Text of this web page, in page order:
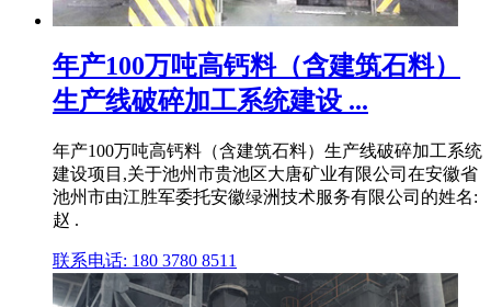
年产100万吨高钙料（含建筑石料）
生产线破碎加工系统建设 ...
年产100万吨高钙料（含建筑石料）生产线破碎加工系统
建设项目,关于池州市贵池区大唐矿业有限公司在安徽省
池州市由江胜军委托安徽绿洲技术服务有限公司的姓名:
赵 .
联系电话: 180 3780 8511